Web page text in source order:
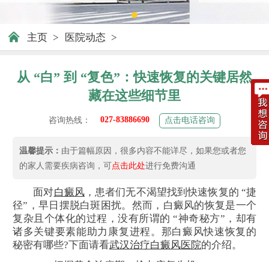
主页 > 医院动态 >
从 “白” 到 “复色”：快速恢复的关键居然
藏在这些细节里
咨询热线： 027-83886690 点击电话咨询
温馨提示： 由于篇幅原因，很多内容不能详尽，如果您或者您
的家人需要疾病咨询，可点击此处进行免费沟通
面对白癜风，患者们无不渴望找到快速恢复的 “捷
径”，早日摆脱白斑困扰。然而，白癜风的恢复是一个
复杂且个体化的过程，没有所谓的 “神奇秘方”，却有
诸多关键要素能助力康复进程。那白癜风快速恢复的
秘密有哪些?下面请看武汉治疗白癜风医院的介绍。